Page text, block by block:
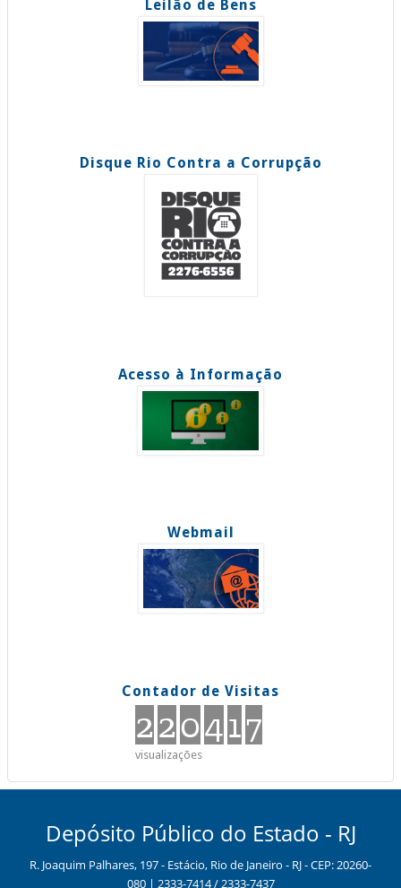
Leilão de Bens
Disque Rio Contra a Corrupção
Acesso à Informação
Webmail
Contador de Visitas
220417
visualizações
Depósito Público do Estado - RJ
R. Joaquim Palhares, 197 - Estácio, Rio de Janeiro - RJ - CEP: 20260-
080 | 2333-7414 / 2333-7437